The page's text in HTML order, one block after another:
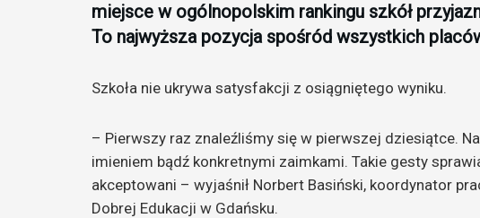
miejsce w ogólnopolskim rankingu szkół
To najwyższa pozycja spośród wszystkich
Szkoła nie ukrywa satysfakcji z osiągniętego wyniku.
– Pierwszy raz znaleźliśmy się w pierwszej dziesiątce.
imieniem bądź konkretnymi zaimkami. Takie gesty
akceptowani – wyjaśnił Norbert Basiński, koordynator
Dobrej Edukacji w Gdańsku.